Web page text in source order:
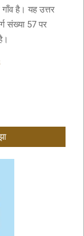
है। यह उत्तर
संख्या 57 पर